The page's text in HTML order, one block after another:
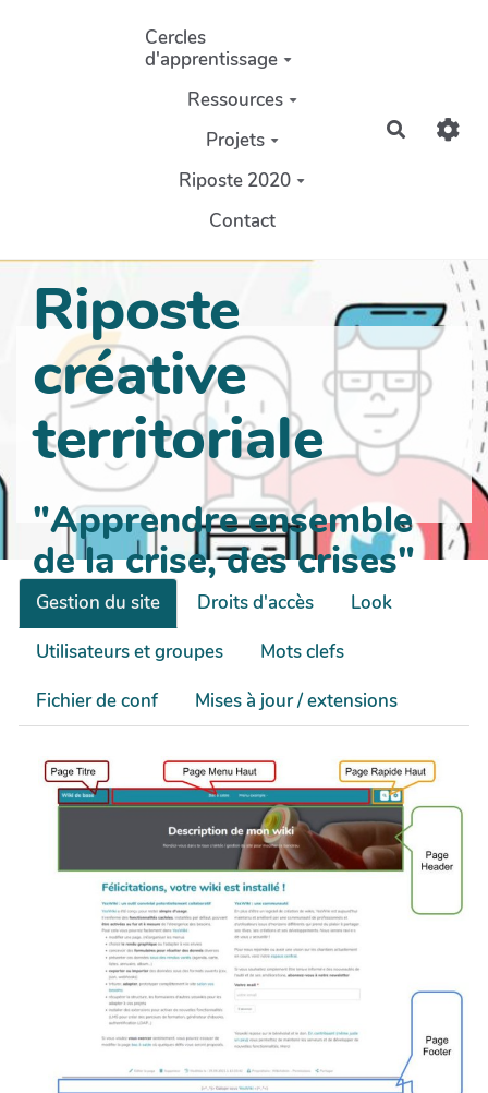
Aller au contenu principal
Cercles
d'apprentissage
Ressources
Projets
Riposte 2020
Contact
Riposte
créative
territoriale
"Apprendre ensemble
de la crise, des crises"
Gestion du site Droits d'accès
Look
Utilisateurs et groupes
Mots clefs
Fichier de conf
Mises à jour / extensions